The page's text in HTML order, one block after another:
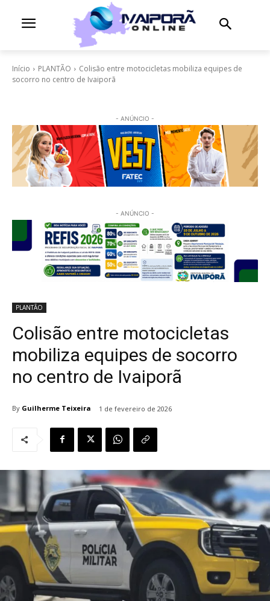
Início PLANTÃO
Colisão entre motocicletas mobiliza equipes de
socorro no centro de Ivaiporã
- ANÚNCIO -
- ANÚNCIO -
PLANTÃO
Colisão entre motocicletas
mobiliza equipes de socorro
no centro de Ivaiporã
By Guilherme Teixeira 1 de fevereiro de 2026